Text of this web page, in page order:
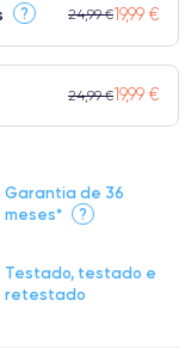
Garantia de 36
meses*
?
Testado, testado e
retestado
? 24,99 €19,99 €
24,99 €19,99 €